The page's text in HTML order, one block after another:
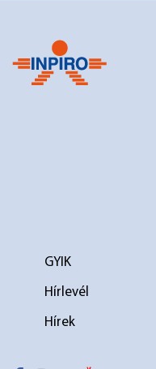
GYIK
Hírlevél
Hírek
elválasztó 2